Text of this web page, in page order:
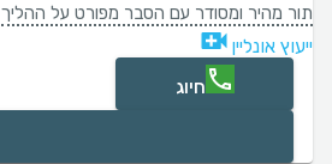
תור מהיר ומסודר עם הסבר מפורט על ההליך
ייעוץ אונליין
חיוג